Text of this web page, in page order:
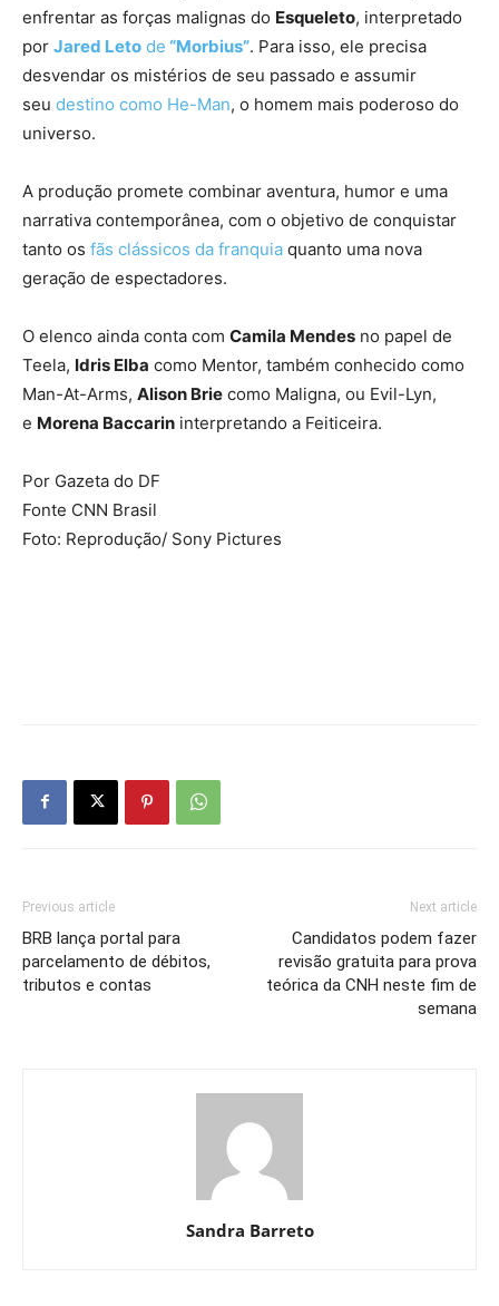
enfrentar as forças malignas do Esqueleto, interpretado
por Jared Leto de “Morbius”. Para isso, ele precisa
desvendar os mistérios de seu passado e assumir
seu destino como He-Man, o homem mais poderoso do
universo.
A produção promete combinar aventura, humor e uma
narrativa contemporânea, com o objetivo de conquistar
tanto os fãs clássicos da franquia quanto uma nova
geração de espectadores.
O elenco ainda conta com Camila Mendes no papel de
Teela, Idris Elba como Mentor, também conhecido como
Man-At-Arms, Alison Brie como Maligna, ou Evil-Lyn,
e Morena Baccarin interpretando a Feiticeira.
Por Gazeta do DF
Fonte CNN Brasil
Foto: Reprodução/ Sony Pictures
Previous article
BRB lança portal para
parcelamento de débitos,
tributos e contas
Next article
Candidatos podem fazer
revisão gratuita para prova
teórica da CNH neste fim de
semana
Sandra Barreto